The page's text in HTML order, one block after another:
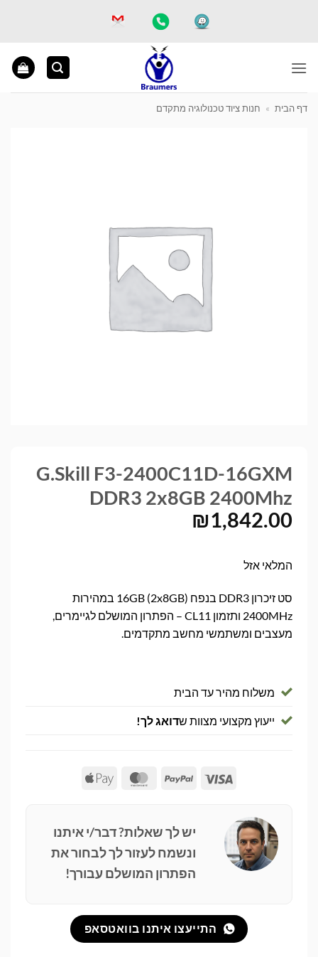
דף הבית » חנות ציוד טכנולוגיה מתקדם
G.Skill F3-2400C11D-16GXM
DDR3 2x8GB 2400Mhz
₪1,842.00
המלאי אזל
סט זיכרון DDR3 בנפח 16GB (2x8GB) במהירות
2400MHz ותזמון CL11 – הפתרון המושלם לגיימרים,
מעצבים ומשתמשי מחשב מתקדמים.
משלוח מהיר עד הבית
ייעוץ מקצועי מצוות שדואג לך!
Visa
PayPal
MasterCard
Apple
יש לך שאלות? דבר/י איתנו
ונשמח לעזור לך לבחור את
הפתרון המושלם עבורך!
התייעצו איתנו בוואטסאפ